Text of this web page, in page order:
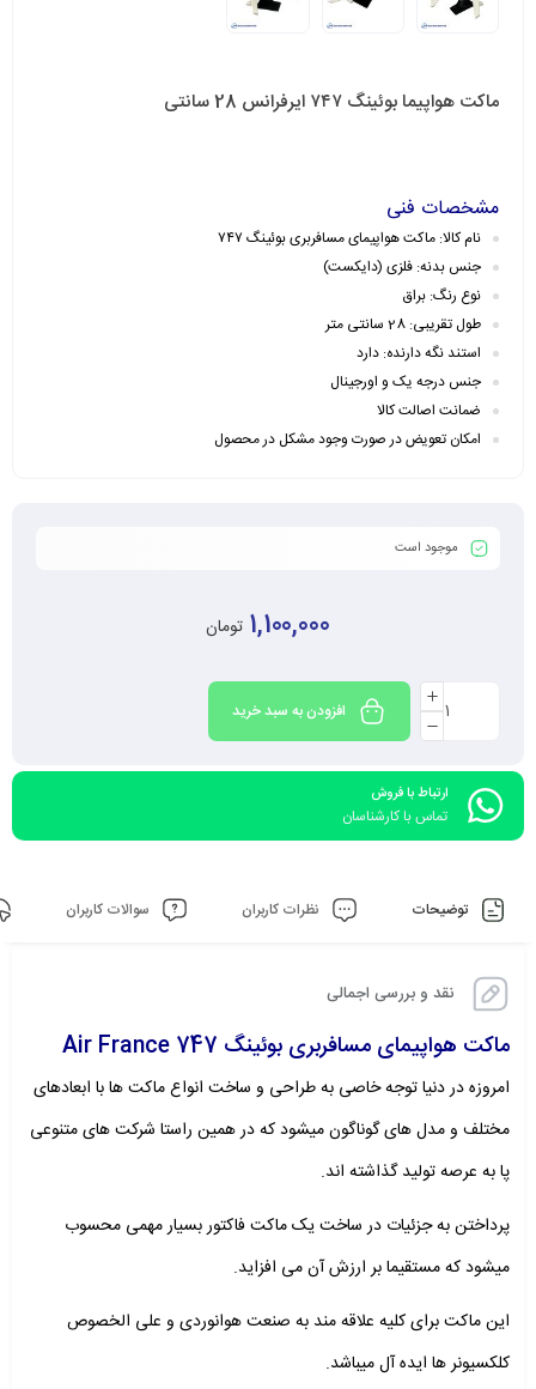
ماکت هواپیما بوئینگ ۷۴۷ ایرفرانس 28 سانتی
مشخصات فنی
نام کالا: ماکت هواپیمای مسافربری بوئینگ ۷۴۷
جنس بدنه: فلزی (دایکست)
نوع رنگ: براق
طول تقریبی: 28 سانتی متر
استند نگه دارنده: دارد
جنس درجه یک و اورجینال
ضمانت اصالت کالا
امکان تعویض در صورت وجود مشکل در محصول
موجود است
1,100,000 تومان
افزودن به سبد خرید
ارتباط با فروش
تماس با کارشناسان
توضیحات نظرات کاربران سوالات کاربران
نقد و بررسی اجمالی
ماکت هواپیمای مسافربری بوئینگ 747 Air France
امروزه در دنیا توجه خاصی به طراحی و ساخت انواع ماکت ها با ابعادهای
مختلف و مدل های گوناگون میشود که در همین راستا شرکت های متنوعی
پا به عرصه تولید گذاشته اند.
پرداختن به جزئیات در ساخت یک ماکت فاکتور بسیار مهمی محسوب
میشود که مستقیما بر ارزش آن می افزاید.
این ماکت برای کلیه علاقه مند به صنعت هوانوردی و علی الخصوص
کلکسیونر ها ایده آل میباشد.